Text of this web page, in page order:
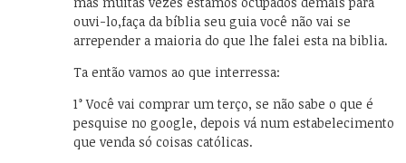
ouvi-lo,faça da bíblia seu guia você não vai se
arrepender a maioria do que lhe falei esta na biblia.
Ta então vamos ao que interressa:
1° Você vai comprar um terço, se não sabe o que é
pesquise no google, depois vá num estabelecimento
que venda só coisas católicas.